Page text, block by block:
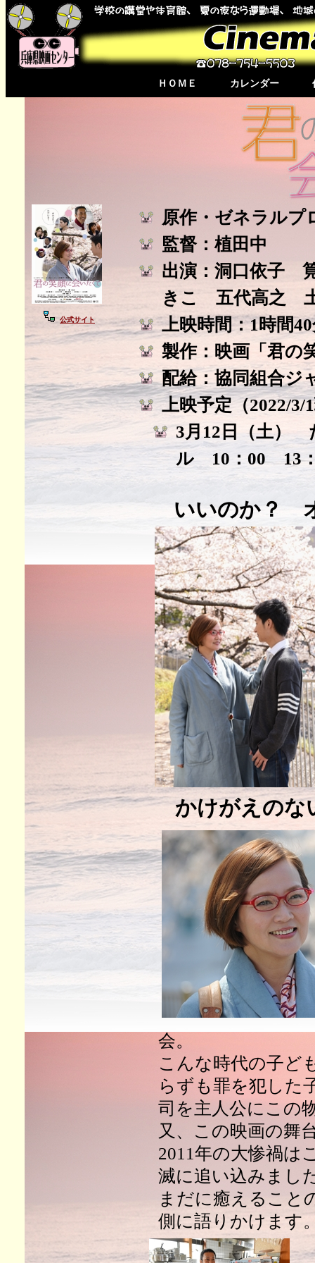
ＨＯＭＥ カレンダー
公式サイト
原作・ゼネラルプ
監督：植田中
出演：洞口依子
きこ 五代高之
上映時間：1時間
製作：映画「君の
配給：協同組合
上映予定（2022/3/
3月12日（土）
ル 10：00 13
いいのか？
かけがえのな
会。
こんな時代の子ど
らずも罪を犯した
司を主人公にこの
又、この映画の舞
2011年の大惨禍は
滅に追い込みまし
まだに癒えること
側に語りかけます